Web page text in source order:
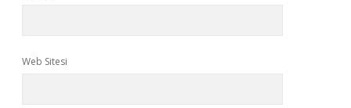
Web Sitesi